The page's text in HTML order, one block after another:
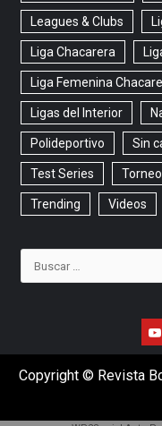
Leagues & Clubs
Liga Chacarera
Liga Femenina
Ligas del Interior
Polideportivo Sin
Test Series
Trending Videos
Copyright © Revista